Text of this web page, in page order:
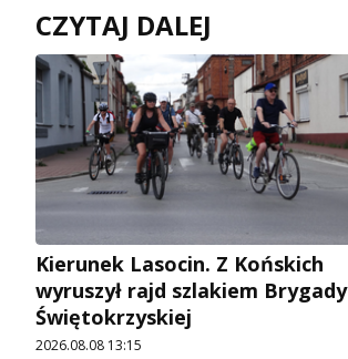
CZYTAJ DALEJ
Kierunek Lasocin. Z Końskich
wyruszył rajd szlakiem Brygady
Świętokrzyskiej
2026.08.08 13:15